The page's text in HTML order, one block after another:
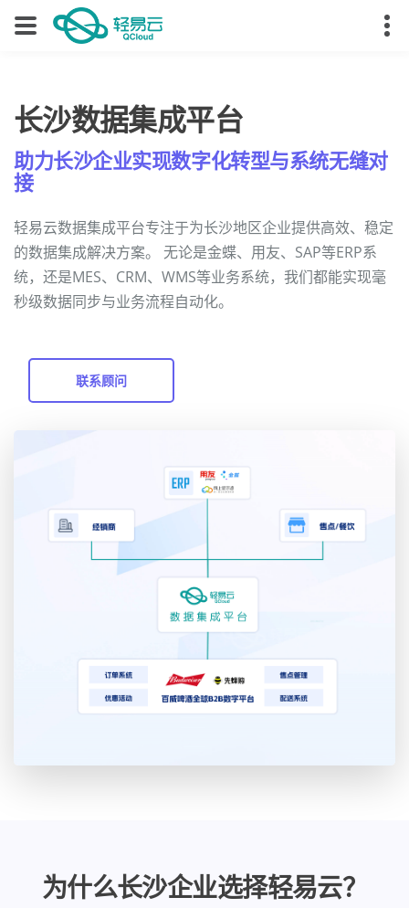
长沙数据集成平台
助力长沙企业实现数字化转型与系统无缝对
接
轻易云数据集成平台专注于为长沙地区企业提供高效、稳定
的数据集成解决方案。 无论是金蝶、用友、SAP等ERP系
统，还是MES、CRM、WMS等业务系统，我们都能实现毫
秒级数据同步与业务流程自动化。
联系顾问
为什么长沙企业选择轻易云？